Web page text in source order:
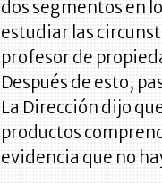
dos segmentos en
estudiar las
profesor de
Después de esto,
La Dirección dijo
productos
evidencia que no